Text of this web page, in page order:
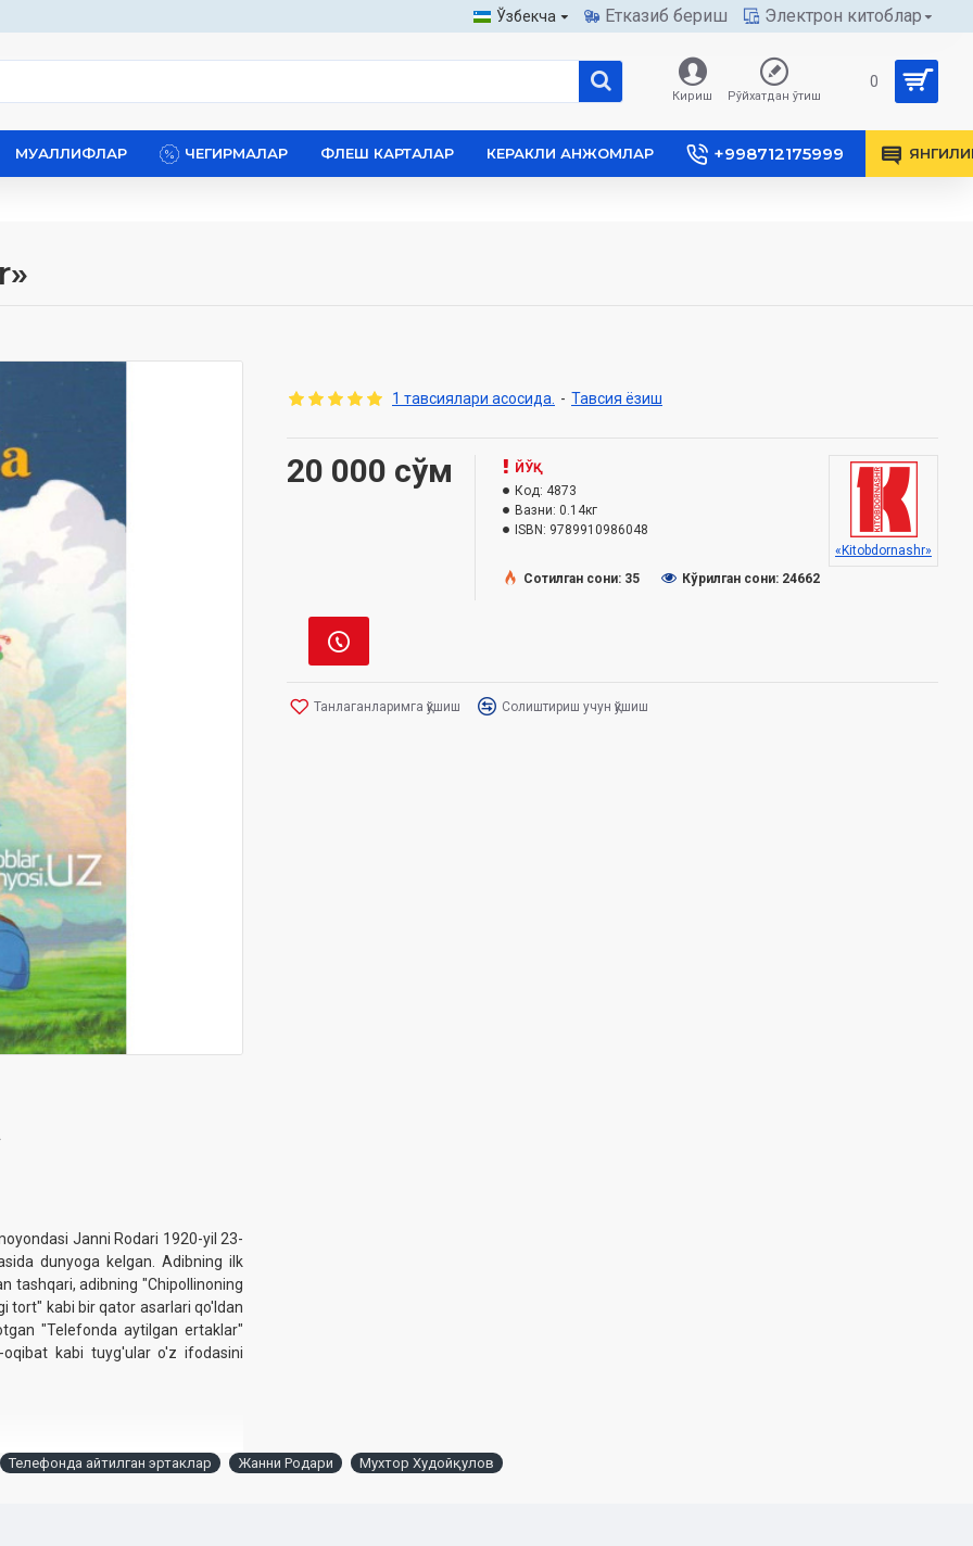
Ўзбекча Етказиб бериш Электрон китоблар
Кириш Рўйхатдан ўтиш
0
МУАЛЛИФЛАР ЧЕГИРМАЛАР ФЛЕШ КАРТАЛАР КЕРАКЛИ АНЖОМЛАР +998712175999
Janni Rodari 1920-yil 23-
dunyoga kelgan. Adibning ilk
tashqari, adibning "Chipollinoning
tort" kabi bir qator asarlari qo'ldan
"Telefonda aytilgan ertaklar"
kabi tuyg'ular o'z ifodasini
1 тавсиялари асосида. - Тавсия ёзиш
20 000 сўм
ЙЎҚ
Код: 4873
Вазни: 0.14кг
ISBN: 9789910986048
«Kitobdornashr»
Сотилган сони: 35
Кўрилган сони: 24662
Танлаганларимга қўшиш Солиштириш учун қўшиш
Телефонда айтилган эртаклар Жанни Родари Мухтор Худойқулов